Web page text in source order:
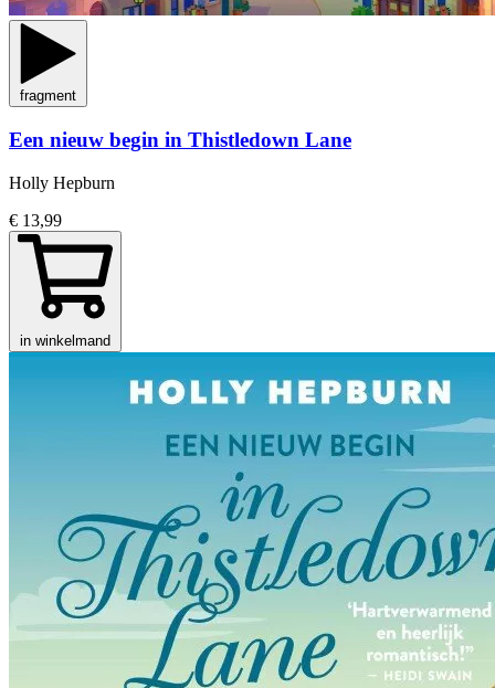
fragment
Een nieuw begin in Thistledown Lane
Holly Hepburn
€ 13,99
in winkelmand